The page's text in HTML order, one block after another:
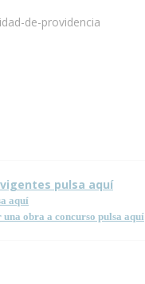
de-providencia
pulsa aquí
aquí
obra a concurso pulsa aquí